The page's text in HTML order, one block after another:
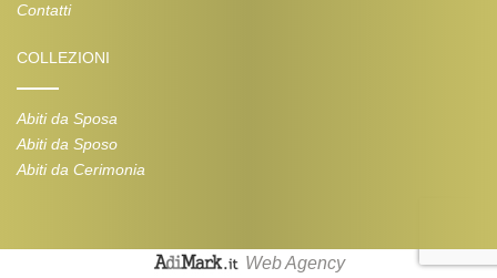
Contatti
COLLEZIONI
Abiti da Sposa
Abiti da Sposo
Abiti da Cerimonia
Web Agency